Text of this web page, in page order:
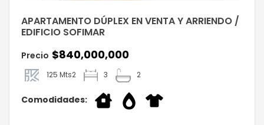
APARTAMENTO DÚPLEX EN VENTA Y ARRIENDO /
EDIFICIO SOFIMAR
Precio $840,000,000
125 Mts2 3 2
Comodidades: